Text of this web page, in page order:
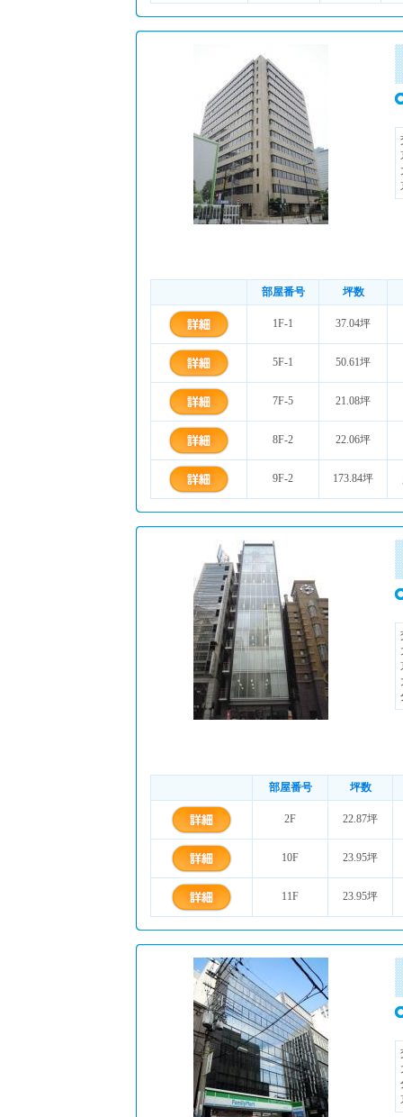
部屋番号 坪数
1F-1 37.04坪
5F-1 50.61坪
7F-5 21.08坪
8F-2 22.06坪
9F-2 173.84坪
部屋番号 坪数
2F 22.87坪
10F 23.95坪
11F 23.95坪